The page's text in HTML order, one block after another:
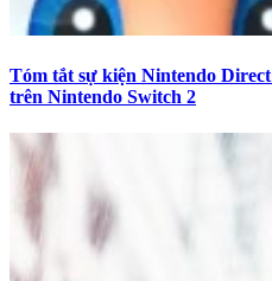
Tóm tắt sự kiện Nintendo
trên Nintendo Switch 2